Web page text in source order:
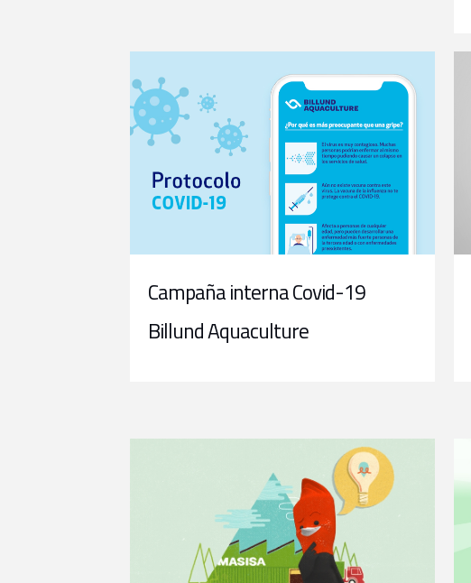
Campaña interna Covid-19
Billund Aquaculture